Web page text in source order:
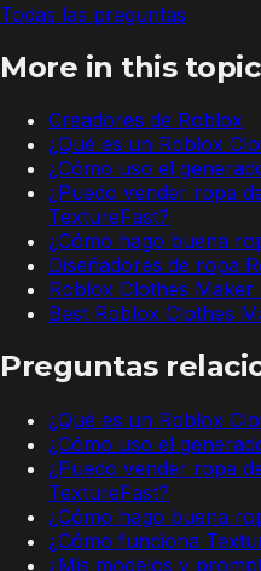
Todas las preguntas
More in this topic
Creadores de Roblox
¿Qué es un Roblox
¿Cómo uso el
¿Puedo vender ropa
TextureFast?
¿Cómo hago buena
Diseñadores de ropa
Roblox Clothes Maker
Best Roblox Clothes
Preguntas
¿Qué es un Roblox
¿Cómo uso el
¿Puedo vender ropa
TextureFast?
¿Cómo hago buena
¿Cómo funciona
¿Mis modelos y